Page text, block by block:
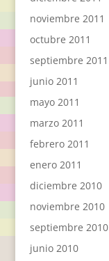
noviembre 2011
octubre 2011
septiembre 2011
junio 2011
mayo 2011
marzo 2011
febrero 2011
enero 2011
diciembre 2010
noviembre 2010
septiembre 2010
junio 2010